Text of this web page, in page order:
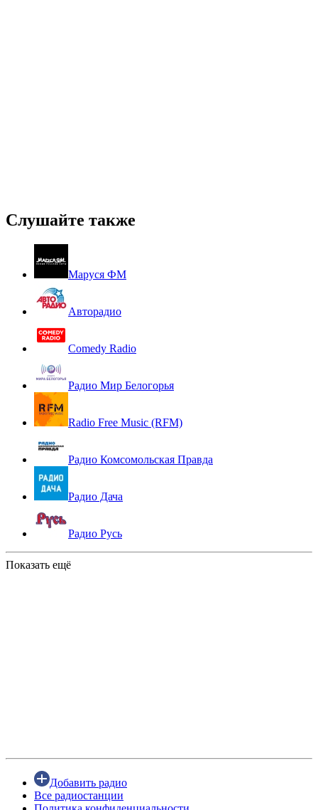
Слушайте также
Маруся ФМ
Авторадио
Comedy Radio
Радио Мир Белогорья
Radio Free Music (RFM)
Радио Комсомольская Правда
Радио Дача
Радио Русь
Показать ещё
Добавить радио
Все радиостанции